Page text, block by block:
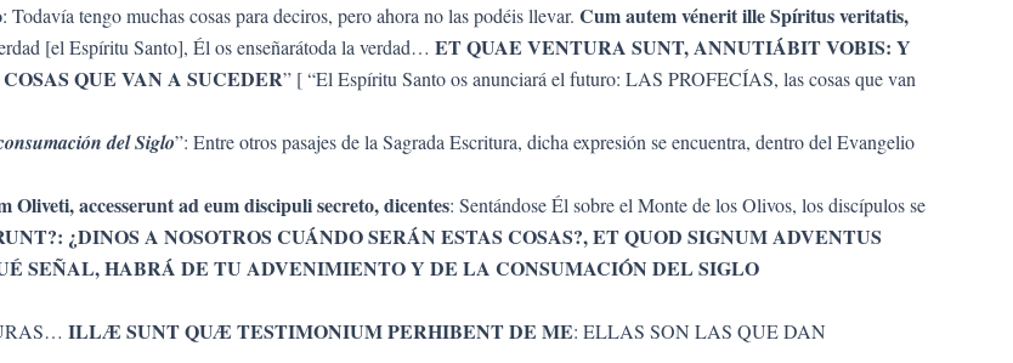
: Todavía tengo muchas cosas para deciros, pero ahora no las podéis llevar. Cum autem vénerit ille Spíritus veritatis,
[el Espíritu Santo], Él os enseñarátoda la verdad… ET QUAE VENTURA SUNT, ANNUTIÁBIT VOBIS: Y
QUE VAN A SUCEDER” [ “El Espíritu Santo os anunciará el futuro: LAS PROFECÍAS, las cosas que van
del Siglo”: Entre otros pasajes de la Sagrada Escritura, dicha expresión se encuentra, dentro del Evangelio
Oliveti, accesserunt ad eum discipuli secreto, dicentes: Sentándose Él sobre el Monte de los Olivos, los discípulos se
¿DINOS A NOSOTROS CUÁNDO SERÁN ESTAS COSAS?, ET QUOD SIGNUM ADVENTUS
SEÑAL, HABRÁ DE TU ADVENIMIENTO Y DE LA CONSUMACIÓN DEL SIGLO
ILLÆ SUNT QUÆ TESTIMONIUM PERHIBENT DE ME: ELLAS SON LAS QUE DAN